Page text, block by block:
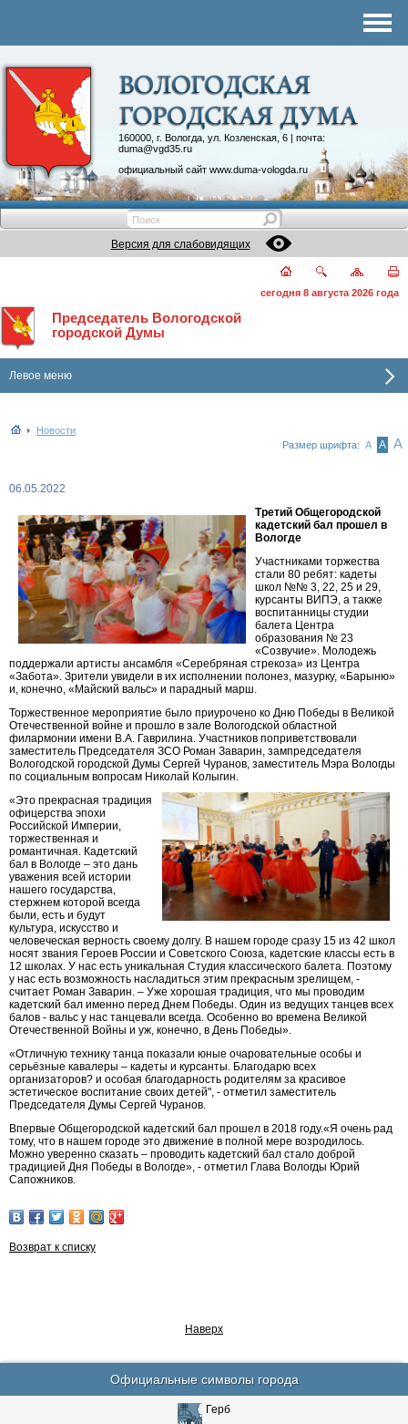
160000, г. Вологда, ул. Козленская, 6 | почта:
duma@vgd35.ru
официальный сайт www.duma-vologda.ru
Контакты
Депутатские объединения
Версия для слабовидящих
сегодня 8 августа 2026 года
Председатель Вологодской
городской Думы
Левое меню
Новости
Размер шрифта: А А А
06.05.2022
Третий Общегородской
кадетский бал прошел в
Вологде
Участниками торжества
стали 80 ребят: кадеты
школ №№ 3, 22, 25 и 29,
курсанты ВИПЭ, а также
воспитанницы студии
балета Центра
образования № 23
«Созвучие». Молодежь
поддержали артисты ансамбля «Серебряная стрекоза» из Центра
«Забота». Зрители увидели в их исполнении полонез, мазурку, «Барыню»
и, конечно, «Майский вальс» и парадный марш.
Торжественное мероприятие было приурочено ко Дню Победы в Великой
Отечественной войне и прошло в зале Вологодской областной
филармонии имени В.А. Гаврилина. Участников поприветствовали
заместитель Председателя ЗСО Роман Заварин, зампредседателя
Вологодской городской Думы Сергей Чуранов, заместитель Мэра Вологды
по социальным вопросам Николай Колыгин.
«Это прекрасная традиция
офицерства эпохи
Российской Империи,
торжественная и
романтичная. Кадетский
бал в Вологде – это дань
уважения всей истории
нашего государства,
стержнем которой всегда
были, есть и будут
культура, искусство и
человеческая верность своему долгу. В нашем городе сразу 15 из 42 школ
носят звания Героев России и Советского Союза, кадетские классы есть в
12 школах. У нас есть уникальная Студия классического балета. Поэтому
у нас есть возможность насладиться этим прекрасным зрелищем, -
считает Роман Заварин. – Уже хорошая традиция, что мы проводим
кадетский бал именно перед Днем Победы. Один из ведущих танцев всех
балов - вальс у нас танцевали всегда. Особенно во времена Великой
Отечественной Войны и уж, конечно, в День Победы».
«Отличную технику танца показали юные очаровательные особы и
серьёзные кавалеры – кадеты и курсанты. Благодарю всех
организаторов? и особая благодарность родителям за красивое
эстетическое воспитание своих детей", - отметил заместитель
Председателя Думы Сергей Чуранов.
Впервые Общегородской кадетский бал прошел в 2018 году.«Я очень рад
тому, что в нашем городе это движение в полной мере возродилось.
Можно уверенно сказать – проводить кадетский бал стало доброй
традицией Дня Победы в Вологде», - отметил Глава Вологды Юрий
Сапожников.
Возврат к списку
Наверх
Официальные символы города
Герб